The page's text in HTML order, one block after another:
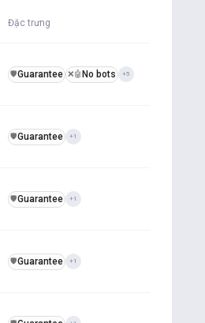
Đặc trưng
️🛡️Guarantee ❌🤖 No bots +5
️🛡️Guarantee +1
️🛡️Guarantee +1
️🛡️Guarantee +1